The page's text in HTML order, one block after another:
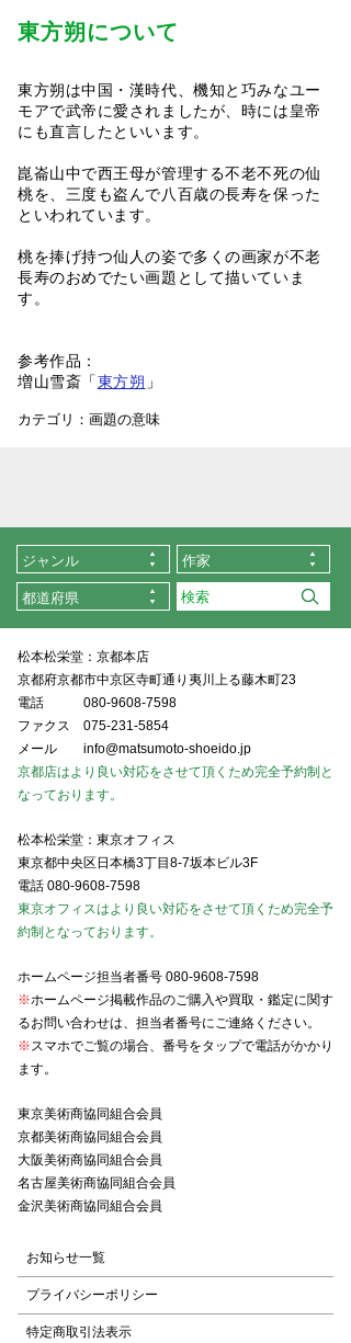
東方朔について
東方朔は中国・漢時代、機知と巧みなユー
モアで武帝に愛されましたが、時には皇帝
にも直言したといいます。
崑崙山中で西王母が管理する不老不死の仙
桃を、三度も盗んで八百歳の長寿を保った
といわれています。
桃を捧げ持つ仙人の姿で多くの画家が不老
長寿のおめでたい画題として描いていま
す。
参考作品：
増山雪斎「東方朔 」
カテゴリ： 画題の意味
ジャンル 作家
都道府県
松本松栄堂：京都本店
京都府京都市中京区寺町通り夷川上る藤木町23
電話
080-9608-7598
ファクス
075-231-5854
メール
info@matsumoto-shoeido.jp
京都店はより良い対応をさせて頂くため完全予約制と
なっております。
松本松栄堂：東京オフィス
東京都中央区日本橋3丁目8-7坂本ビル3F
電話 080-9608-7598
東京オフィスはより良い対応をさせて頂くため完全予
約制となっております。
ホームページ担当者番号 080-9608-7598
※ホームページ掲載作品のご購入や買取・鑑定に関す
るお問い合わせは、担当者番号にご連絡ください。
※スマホでご覧の場合、番号をタップで電話がかかり
ます。
東京美術商協同組合会員
京都美術商協同組合会員
大阪美術商協同組合会員
名古屋美術商協同組合会員
金沢美術商協同組合会員
お知らせ一覧
プライバシーポリシー
特定商取引法表示